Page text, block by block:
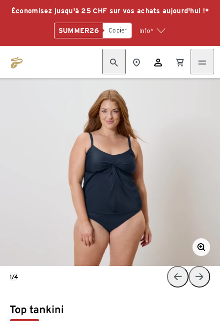
Économisez jusqu'à 25 CHF sur vos achats aujourd'hui !*
SUMMER26 Copier Info*
Top tankini
1/4